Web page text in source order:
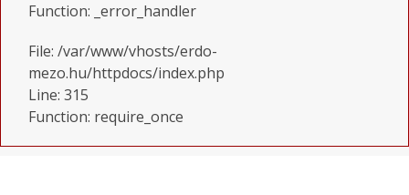
Function: _error_handler
File: /var/www/vhosts/erdo-
mezo.hu/httpdocs/index.php
Line: 315
Function: require_once